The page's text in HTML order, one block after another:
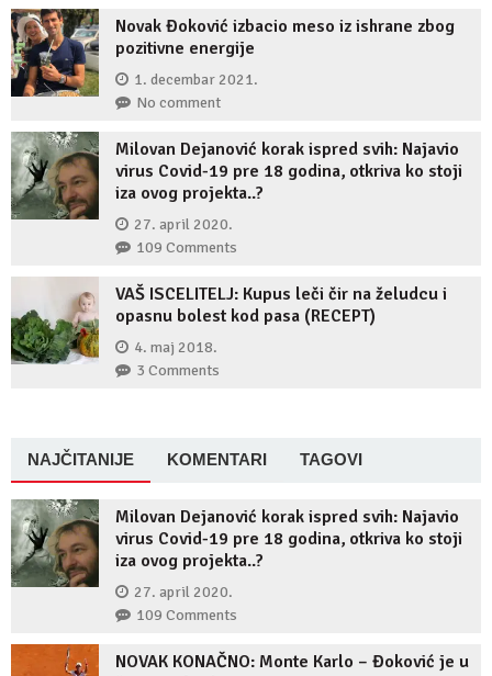
Novak Đoković izbacio meso iz ishrane zbog
pozitivne energije
1. decembar 2021.
No comment
Milovan Dejanović korak ispred svih: Najavio
virus Covid-19 pre 18 godina, otkriva ko stoji
iza ovog projekta..?
27. april 2020.
109 Comments
VAŠ ISCELITELJ: Kupus leči čir na želudcu i
opasnu bolest kod pasa (RECEPT)
4. maj 2018.
3 Comments
NAJČITANIJE KOMENTARI TAGOVI
Milovan Dejanović korak ispred svih: Najavio
virus Covid-19 pre 18 godina, otkriva ko stoji
iza ovog projekta..?
27. april 2020.
109 Comments
NOVAK KONAČNO: Monte Karlo – Đoković je u